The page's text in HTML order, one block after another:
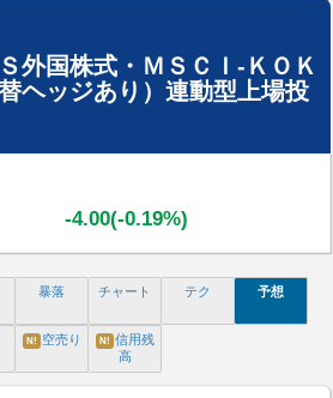
外国株式・ＭＳＣＩ‐ＫＯＫ
ヘッジあり）連動型上場投
-4.00(-0.19%)
暴落 チャート テク 予想
N! 空売り N! 信用残
高